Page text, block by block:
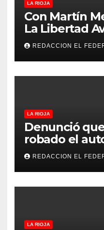
LA RIOJA
Con Martín
La Libertad
despliegue en
desembarcó
REDACCION EL
LA RIOJA
Denunció
robado el
confesando
lo empeñó
REDACCION EL
LA RIOJA